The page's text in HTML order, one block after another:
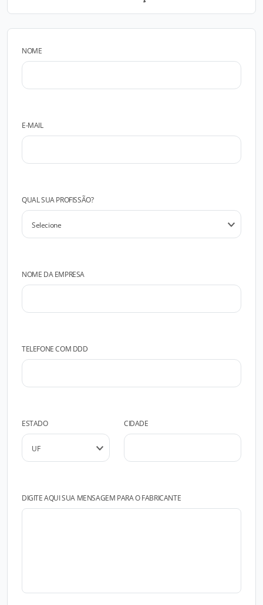
NOME
E-MAIL
QUAL SUA PROFISSÃO?
NOME DA EMPRESA
TELEFONE COM DDD
ESTADO CIDADE
DIGITE AQUI SUA MENSAGEM PARA O FABRICANTE